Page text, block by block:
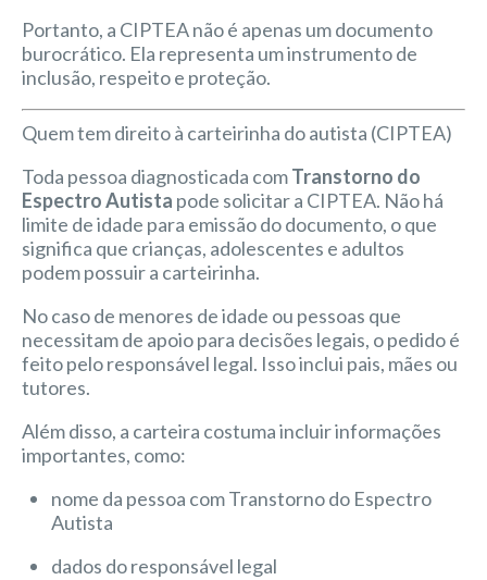
Portanto, a CIPTEA não é apenas um documento
burocrático. Ela representa um instrumento de
inclusão, respeito e proteção.
Quem tem direito à carteirinha do autista (CIPTEA)
Toda pessoa diagnosticada comTranstorno do
Espectro Autista pode solicitar a CIPTEA. Não há
limite de idade para emissão do documento, o que
significa que crianças, adolescentes e adultos
podem possuir a carteirinha.
No caso de menores de idade ou pessoas que
necessitam de apoio para decisões legais, o pedido é
feito pelo responsável legal. Isso inclui pais, mães ou
tutores.
Além disso, a carteira costuma incluir informações
importantes, como:
nome da pessoa com Transtorno do Espectro
Autista
dados do responsável legal